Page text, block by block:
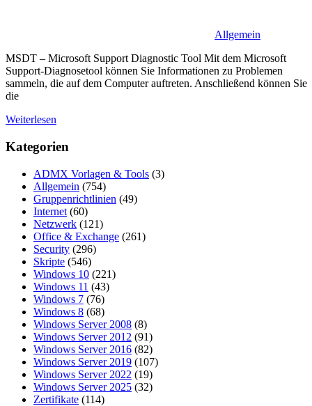
Allgemein
MSDT – Microsoft Support Diagnostic Tool Mit dem Microsoft
Support-Diagnosetool können Sie Informationen zu Problemen
sammeln, die auf dem Computer auftreten. Anschließend können Sie
die
Weiterlesen
Kategorien
ADMX Vorlagen & Tools (3)
Allgemein (754)
Gruppenrichtlinien (49)
Internet (60)
Netzwerk (121)
Office & Exchange (261)
Security (296)
Skripte (546)
Windows 10 (221)
Windows 11 (43)
Windows 7 (76)
Windows 8 (68)
Windows Server 2008 (8)
Windows Server 2012 (91)
Windows Server 2016 (82)
Windows Server 2019 (107)
Windows Server 2022 (19)
Windows Server 2025 (32)
Zertifikate (114)